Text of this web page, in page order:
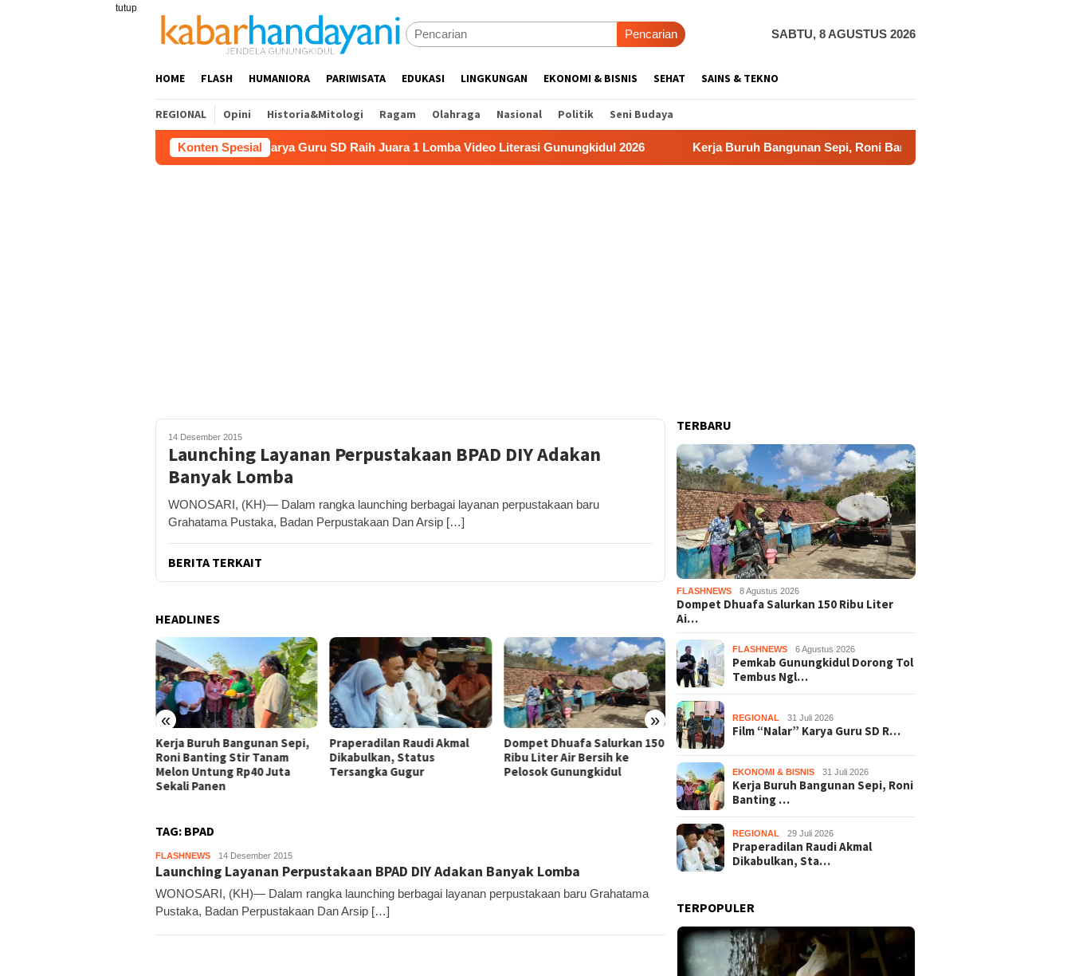
tutup
Pencarian SABTU, 8 AGUSTUS 2026
HOME FLASH HUMANIORA PARIWISATA EDUKASI LINGKUNGAN EKONOMI & BISNIS SEHAT SAINS & TEKNO
REGIONAL Opini Historia&Mitologi Ragam Olahraga Nasional Politik Seni Budaya
Konten Spesial
Film “Nalar” Karya Guru SD Raih Juara 1 Lomba Video Literasi Gunungkidul 2026 Kerja Buruh Bangunan Sepi, Roni Banting Stir Tanam Melon Untung Rp40
14 Desember 2015
Launching Layanan Perpustakaan BPAD DIY Adakan
Banyak Lomba
WONOSARI, (KH)— Dalam rangka launching berbagai layanan perpustakaan baru
Grahatama Pustaka, Badan Perpustakaan Dan Arsip […]
BERITA TERKAIT
HEADLINES
« »
Praperadilan Raudi Akmal
Dikabulkan, Status
Tersangka Gugur
Dompet Dhuafa Salurkan 150
Ribu Liter Air Bersih ke
Pelosok Gunungkidul
Pemkab Gunungkidul Dorong
Tol Tembus Nglanggeran,
Bahas Akses Jalan hingga
Film “Nalar” Karya Guru SD
Literasi Gunungkidul 2026
Melon Untung Rp40 Juta
Sekali Panen
TAG: BPAD
FLASHNEWS Kandar
14 Desember 2015
Launching Layanan Perpustakaan BPAD DIY Adakan Banyak Lomba
WONOSARI, (KH)— Dalam rangka launching berbagai layanan perpustakaan baru Grahatama
Pustaka, Badan Perpustakaan Dan Arsip […]
TERBARU
FLASHNEWS 8 Agustus 2026
Dompet Dhuafa Salurkan 150 Ribu Liter
Ai…
FLASHNEWS 6 Agustus 2026
Pemkab Gunungkidul Dorong Tol
Tembus Ngl…
REGIONAL 31 Juli 2026
Film “Nalar” Karya Guru SD R…
EKONOMI & BISNIS 31 Juli 2026
Kerja Buruh Bangunan Sepi, Roni
Banting …
REGIONAL 29 Juli 2026
Praperadilan Raudi Akmal
Dikabulkan, Sta…
TERPOPULER